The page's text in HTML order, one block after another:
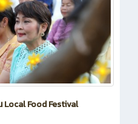
Local Food Festival